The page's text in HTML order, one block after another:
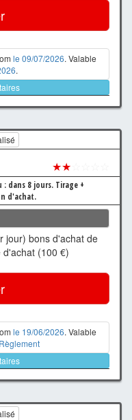
le 09/07/2026. Valable
.
★★
: dans 8 jours. Tirage +
d'achat.
jour) bons d'achat de
(100 €)
le 19/06/2026. Valable
Règlement